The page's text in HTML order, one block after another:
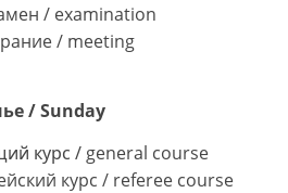
/ examination
/ meeting
/Sunday
курс / general course
курс / referee course